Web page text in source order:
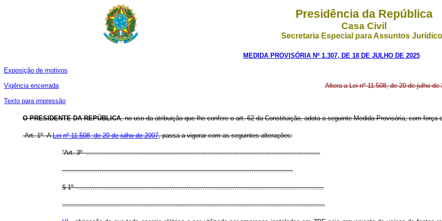
Presidência da República
Casa Civil
Secretaria Especial para Assuntos
MEDIDA PROVISÓRIA Nº 1.307, DE 18 DE JULHO DE 2025
Exposição de motivos
Vigência encerrada
Texto para impressão
Altera a Lei nº 11.508, de 20 de julho
O PRESIDENTE DA REPÚBLICA, no uso da atribuição que lhe confere o art. 62 da Constituição, adota a seguinte Medida Provisória, com força
Art. 1º ALei nº 11.508, de 20 de julho de 2007, passa a vigorar com as seguintes alterações:
“Art. 3º ………………………...................………………………………………………………..
.....................................................................................................................
§ 1º …………....................………………………………………………………………………….
.........................……………………………………………………………………………………….